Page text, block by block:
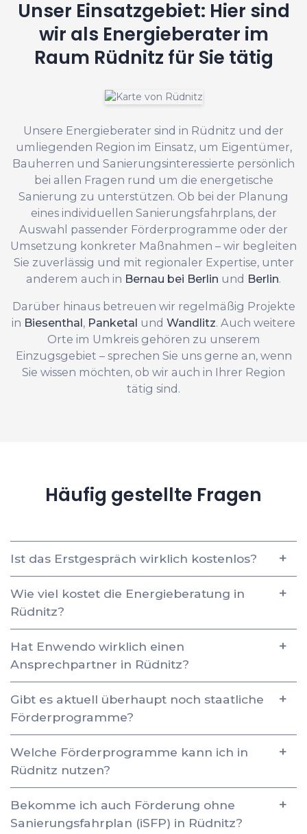
Unser Einsatzgebiet: Hier sind
wir als Energieberater im
Raum Rüdnitz für Sie tätig
Unsere Energieberater sind in Rüdnitz und der
umliegenden Region im Einsatz, um Eigentümer,
Bauherren und Sanierungsinteressierte persönlich
bei allen Fragen rund um die energetische
Sanierung zu unterstützen. Ob bei der Planung
eines individuellen Sanierungsfahrplans, der
Auswahl passender Förderprogramme oder der
Umsetzung konkreter Maßnahmen – wir begleiten
Sie zuverlässig und mit regionaler Expertise, unter
anderem auch in Bernau bei Berlin und Berlin.
Darüber hinaus betreuen wir regelmäßig Projekte
in Biesenthal, Panketal und Wandlitz. Auch weitere
Orte im Umkreis gehören zu unserem
Einzugsgebiet – sprechen Sie uns gerne an, wenn
Sie wissen möchten, ob wir auch in Ihrer Region
tätig sind.
Häufig gestellte Fragen
Ist das Erstgespräch wirklich kostenlos?
Wie viel kostet die Energieberatung in
Rüdnitz?
Hat Enwendo wirklich einen
Ansprechpartner in Rüdnitz?
Gibt es aktuell überhaupt noch staatliche
Förderprogramme?
Welche Förderprogramme kann ich in
Rüdnitz nutzen?
Bekomme ich auch Förderung ohne
Sanierungsfahrplan (iSFP) in Rüdnitz?